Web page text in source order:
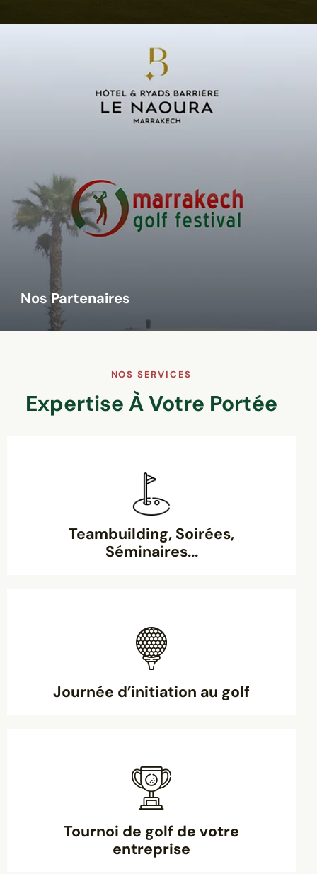
Nos Partenaires
NOS SERVICES
Expertise À Votre Portée
Teambuilding, Soirées,
Séminaires...
Journée d’initiation au golf
Tournoi de golf de votre
entreprise